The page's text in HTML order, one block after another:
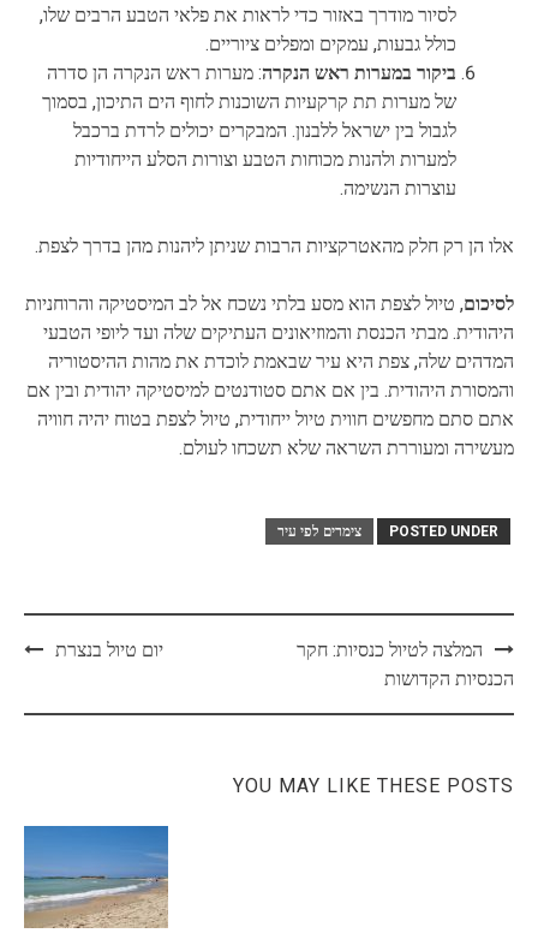
לסיור מודרך באזור כדי לראות את פלאי הטבע הרבים שלו,
כולל גבעות, עמקים ומפלים ציוריים.
ביקור במערות ראש הנקרה: מערות ראש הנקרה הן סדרה
של מערות תת קרקעיות השוכנות לחוף הים התיכון, בסמוך
לגבול בין ישראל ללבנון. המבקרים יכולים לרדת ברכבל
למערות ולהנות מכוחות הטבע וצורות הסלע הייחודיות
עוצרות הנשימה.
אלו הן רק חלק מהאטרקציות הרבות שניתן ליהנות מהן בדרך לצפת.
לסיכום, טיול לצפת הוא מסע בלתי נשכח אל לב המיסטיקה והרוחניות
היהודית. מבתי הכנסת והמוזיאונים העתיקים שלה ועד ליופי הטבעי
המדהים שלה, צפת היא עיר שבאמת לוכדת את מהות ההיסטוריה
והמסורת היהודית. בין אם אתם סטודנטים למיסטיקה יהודית ובין אם
אתם סתם מחפשים חווית טיול ייחודית, טיול לצפת בטוח יהיה חוויה
מעשירה ומעוררת השראה שלא תשכחו לעולם.
POSTED UNDER צימרים לפי עיר
Post
navigation
המלצה לטיול כנסיות: חקר
הכנסיות הקדושות
יום טיול בנצרת
YOU MAY LIKE THESE POSTS